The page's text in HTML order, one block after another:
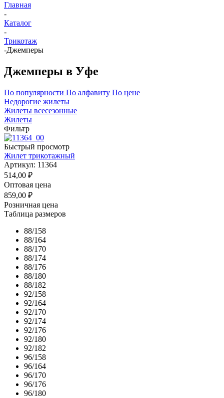
Главная
-
Каталог
-
Трикотаж
-Джемперы
Джемперы в Уфе
По популярности По алфавиту По цене
Недорогие жилеты
Жилеты всесезонные
Жилеты
Фильтр
Быстрый просмотр
Жилет трикотажный
Артикул: 11364
514,00 ₽
Оптовая цена
859,00 ₽
Розничная цена
Таблица размеров
88/158
88/164
88/170
88/174
88/176
88/180
88/182
92/158
92/164
92/170
92/174
92/176
92/180
92/182
96/158
96/164
96/170
96/176
96/180